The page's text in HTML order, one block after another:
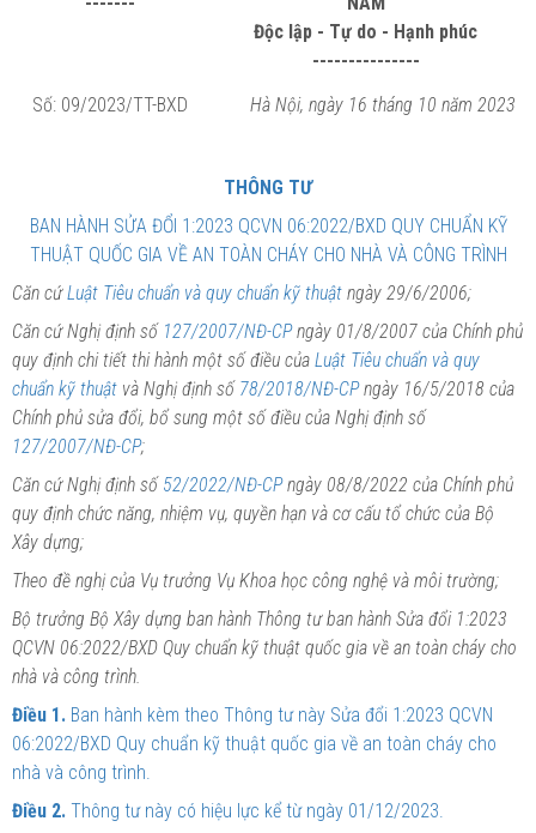
Độc lập - Tự do - Hạnh phúc
---------------
Số: 09/2023/TT-BXD Hà Nội, ngày 16 tháng 10 năm 2023
THÔNG TƯ
BAN HÀNH SỬA ĐỔI 1:2023 QCVN 06:2022/BXD QUY CHUẨN KỸ
THUẬT QUỐC GIA VỀ AN TOÀN CHÁY CHO NHÀ VÀ CÔNG TRÌNH
Căn cứLuật Tiêu chuẩn và quy chuẩn kỹ thuật ngày 29/6/2006;
Căn cứ Nghị định số 127/2007/NĐ-CPngày 01/8/2007 của Chính phủ
quy định chi tiết thi hành một số điều của Luật Tiêu chuẩn và quy
chuẩn kỹ thuật và Nghị định số 78/2018/NĐ-CPngày 16/5/2018 của
Chính phủ sửa đổi, bổ sung một số điều của Nghị định số
127/2007/NĐ-CP;
Căn cứ Nghị định số 52/2022/NĐ-CPngày 08/8/2022 của Chính phủ
quy định chức năng, nhiệm vụ, quyền hạn và cơ cấu tổ chức của Bộ
Xây dựng;
Theo đề nghị của Vụ trưởng Vụ Khoa học công nghệ và môi trường;
Bộ trưởng Bộ Xây dựng ban hành Thông tư ban hành Sửa đổi 1:2023
QCVN 06:2022/BXD Quy chuẩn kỹ thuật quốc gia về an toàn cháy cho
nhà và công trình.
Điều 1. Ban hành kèm theo Thông tư này Sửa đổi 1:2023 QCVN
06:2022/BXD Quy chuẩn kỹ thuật quốc gia về an toàn cháy cho
nhà và công trình.
Điều 2. Thông tư này có hiệu lực kể từ ngày 01/12/2023.